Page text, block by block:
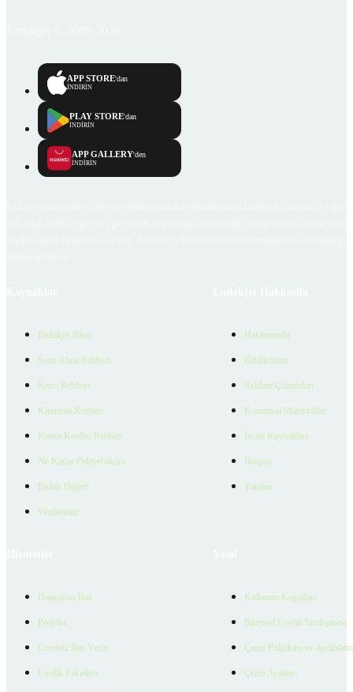
APP STORE'dan
İNDİRİN
PLAY STORE'dan
İNDİRİN
APP GALLERY'den
İNDİRİN
Emlakjet Blog
Satın Alma Rehberi
Satıcı Rehberi
Kiralama Rehberi
Konut Kredisi Rehberi
Ne Kadar Ödeyebilirim
Emlak Değeri
Verilerimiz
Hakkımızda
Ödüllerimiz
Reklam Çözümleri
Kurumsal Materyaller
İnsan Kaynakları
İletişim
Yardım
Danışman Bul
Projeler
Ücretsiz İlan Verin
Üyelik Paketleri
Kullanım Koşulları
Bireysel Üyelik Sözleşmesi
Çerez Politikası ve
Çerez Ayarları